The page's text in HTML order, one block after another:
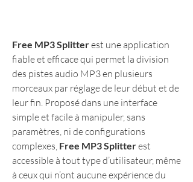
Free MP3 Splitter est une application
fiable et efficace qui permet la division
des pistes audio MP3 en plusieurs
morceaux par réglage de leur début et de
leur fin. Proposé dans une interface
simple et facile à manipuler, sans
paramètres, ni de configurations
complexes, Free MP3 Splitter est
accessible à tout type d’utilisateur, même
à ceux qui n’ont aucune expérience du